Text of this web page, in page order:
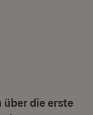
über die erste